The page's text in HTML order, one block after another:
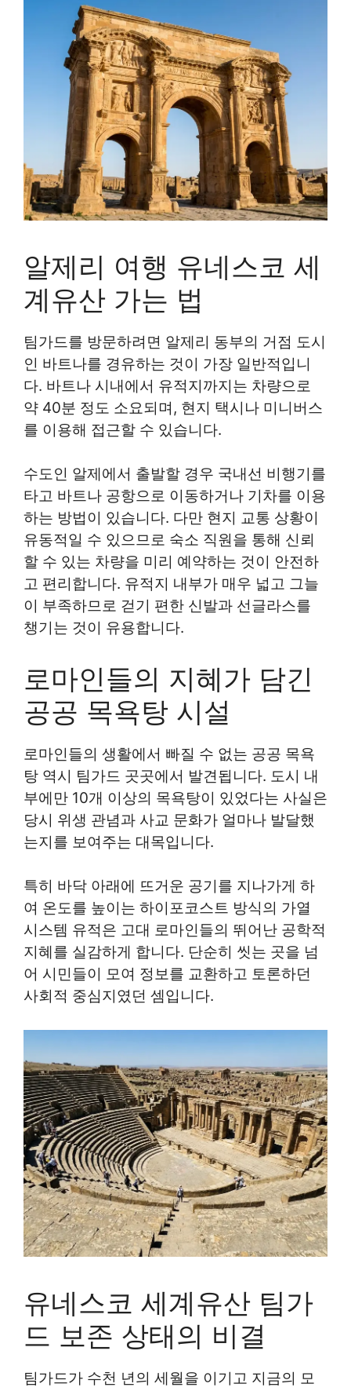
알제리 여행 유네스코 세
계유산 가는 법
팀가드를 방문하려면 알제리 동부의 거점 도시
인 바트나를 경유하는 것이 가장 일반적입니
다. 바트나 시내에서 유적지까지는 차량으로
약 40분 정도 소요되며, 현지 택시나 미니버스
를 이용해 접근할 수 있습니다.
수도인 알제에서 출발할 경우 국내선 비행기를
타고 바트나 공항으로 이동하거나 기차를 이용
하는 방법이 있습니다. 다만 현지 교통 상황이
유동적일 수 있으므로 숙소 직원을 통해 신뢰
할 수 있는 차량을 미리 예약하는 것이 안전하
고 편리합니다. 유적지 내부가 매우 넓고 그늘
이 부족하므로 걷기 편한 신발과 선글라스를
챙기는 것이 유용합니다.
로마인들의 지혜가 담긴
공공 목욕탕 시설
로마인들의 생활에서 빠질 수 없는 공공 목욕
탕 역시 팀가드 곳곳에서 발견됩니다. 도시 내
부에만 10개 이상의 목욕탕이 있었다는 사실은
당시 위생 관념과 사교 문화가 얼마나 발달했
는지를 보여주는 대목입니다.
특히 바닥 아래에 뜨거운 공기를 지나가게 하
여 온도를 높이는 하이포코스트 방식의 가열
시스템 유적은 고대 로마인들의 뛰어난 공학적
지혜를 실감하게 합니다. 단순히 씻는 곳을 넘
어 시민들이 모여 정보를 교환하고 토론하던
사회적 중심지였던 셈입니다.
유네스코 세계유산 팀가
드 보존 상태의 비결
팀가드가 수천 년의 세월을 이기고 지금의 모